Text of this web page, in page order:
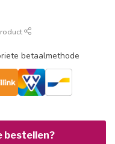
betaalmethode
bestellen?